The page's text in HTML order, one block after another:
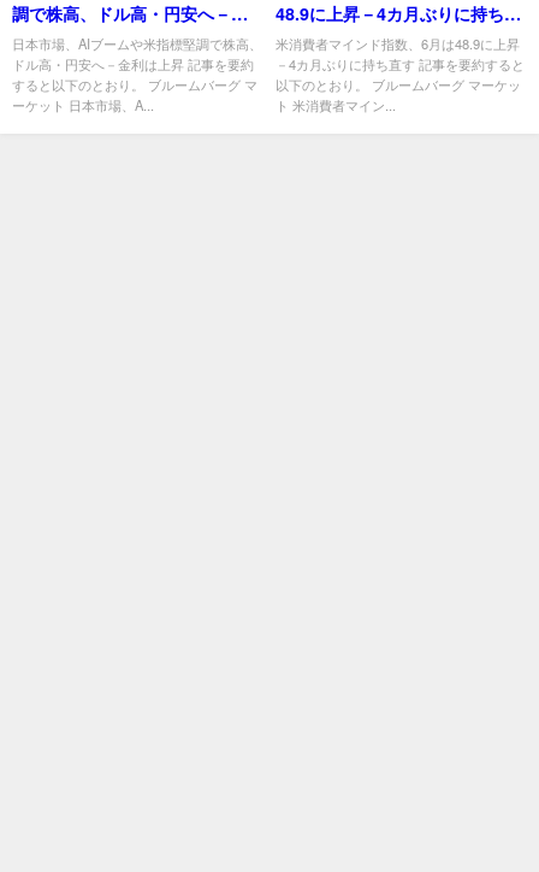
調で株高、ドル高・円安へ－金
利は上昇
日本市場、AIブームや米指標堅調で株高、
ドル高・円安へ－金利は上昇 記事を要約
すると以下のとおり。 ブルームバーグ マ
ーケット 日本市場、A...
48.9に上昇－4カ月ぶりに持ち直
す
米消費者マインド指数、6月は48.9に上昇
－4カ月ぶりに持ち直す 記事を要約すると
以下のとおり。 ブルームバーグ マーケッ
ト 米消費者マイン...